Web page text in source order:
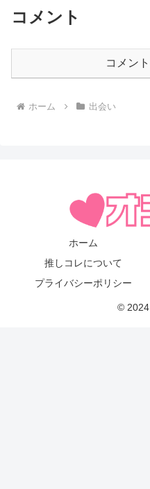
コメント
コメン
ホーム 出会い
ホーム
推しコレについて
プライバシーポリシー
© 2024